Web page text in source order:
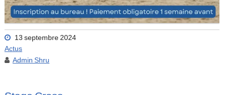
13 septembre 2024
Actus
Admin Shru